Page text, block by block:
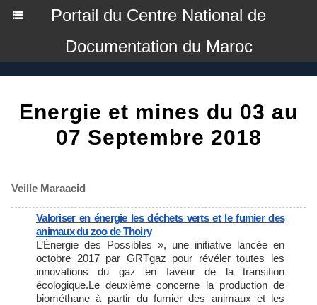
Portail du Centre National de
Documentation du Maroc
Energie et mines du 03 au
07 Septembre 2018
Veille Maraacid
Valoriser en énergie les déchets verts et le fumier des
animaux du zoo de Thoiry
L’Énergie des Possibles », une initiative lancée en
octobre 2017 par GRTgaz pour révéler toutes les
innovations du gaz en faveur de la transition
écologique.Le deuxième concerne la production de
biométhane à partir du fumier des animaux et les